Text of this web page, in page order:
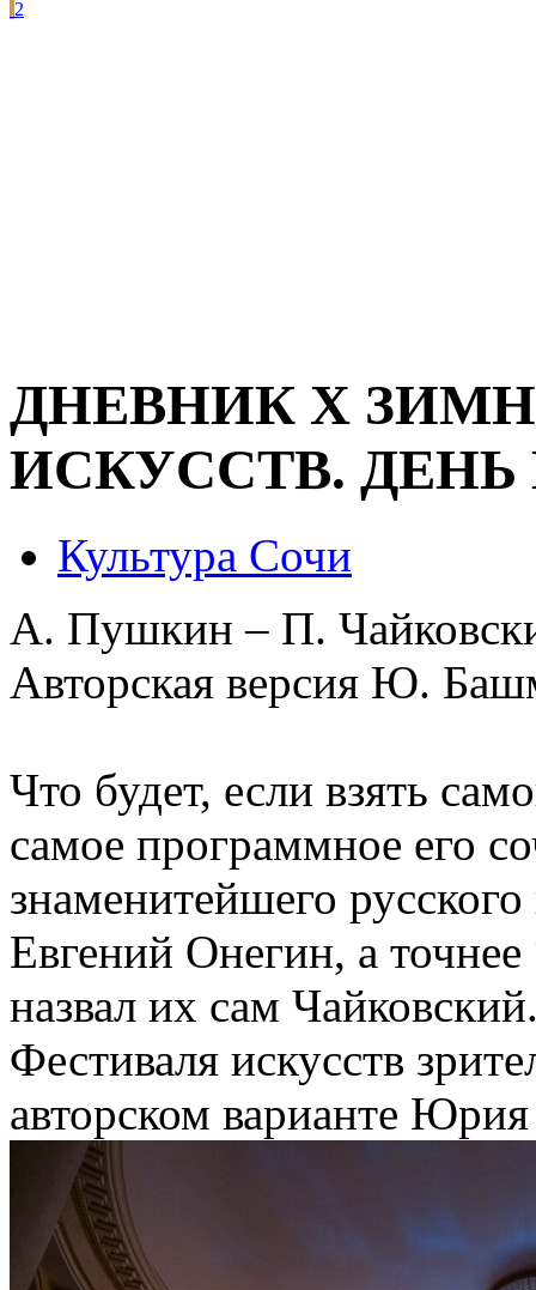
2
ДНЕВНИК Х
ИСКУССТВ.
Культура Сочи
А. Пушкин – П.
Авторская версия Ю.
Что будет, если взять
самое программное его
знаменитейшего
Евгений Онегин, а
назвал их сам
Фестиваля искусств
авторском варианте